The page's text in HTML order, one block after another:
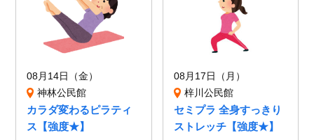
08月14日（金）
神林公民館
カラダ変わるピラティ
ス【強度★】
08月17日（月）
梓川公民館
セミプラ 全身すっきり
ストレッチ【強度★】